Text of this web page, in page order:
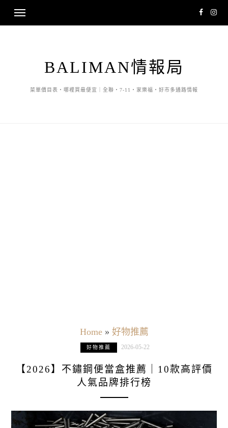
BALIMAN情報局
菜單價目表・哪裡買最便宜｜全聯・7-11・家樂福・好市多通路情報
Home» 好物推薦
好物推薦 2026-05-22
【2026】不鏽鋼便當盒推薦｜10款高評價
人氣品牌排行榜